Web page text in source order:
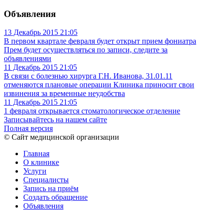
Объявления
13 Декабрь 2015 21:05
В первом квартале февраля будет открыт прием фониатра
Прем будет осуществляться по записи, следите за
объявлениями
11 Декабрь 2015 21:05
В связи с болезнью хирурга Г.Н. Иванова, 31.01.11
отменяются плановые операции Клиника приносит свои
извинения за временные неудобства
11 Декабрь 2015 21:05
1 февраля открывается стоматологическое отделение
Записывайтесь на нашем сайте
Полная версия
© Сайт медицинской организации
Главная
О клинике
Услуги
Специалисты
Запись на приём
Создать обращение
Объявления